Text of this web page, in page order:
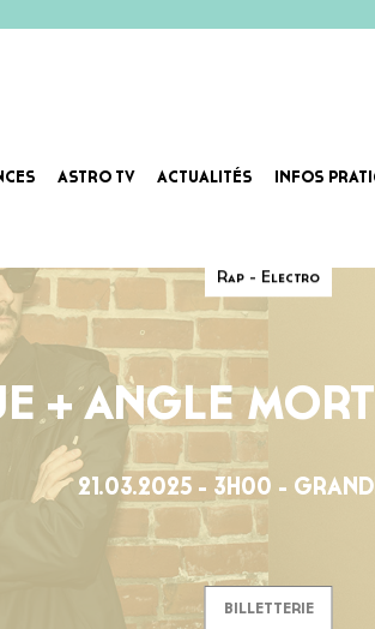
ASTRO TV ACTUALITÉS INFOS
Rap - Electro
+ ANGLE
21.03.2025 - 3H00 -
BILLETTERIE